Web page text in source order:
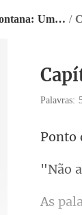
Minha Fuga para Montana: Um Recomeço /
Palavras: